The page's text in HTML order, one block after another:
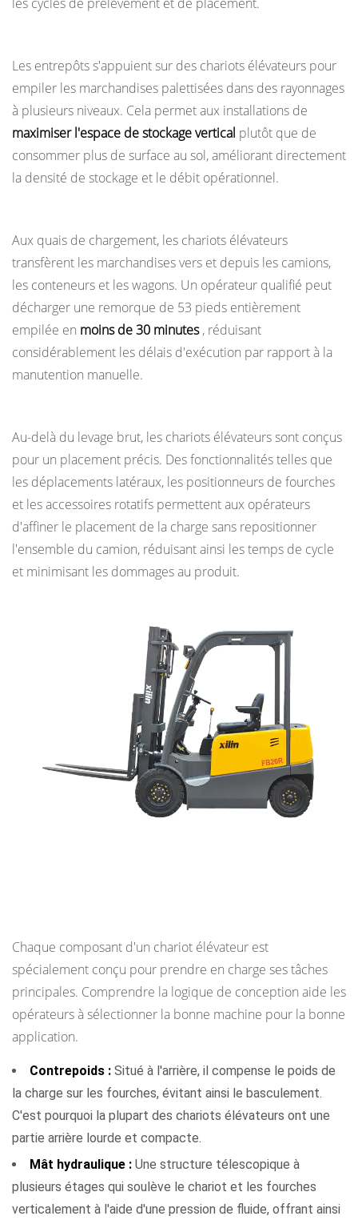
Comment
conception
des
chariots
élévateurs
fonctions
chariots
élévateurs
et
pour
4
Industries
qui
dépendent
des
affectent
chariot
élévateur
peut
faire
7
sécurité
dès
la
conception :
ce
qui
permet
Les entrepôts s'appuient sur des chariots élévateurs pour
empiler les marchandises palettisées dans des rayonnages
à plusieurs niveaux. Cela permet aux installations de
maximiser l'espace de stockage vertical plutôt que de
consommer plus de surface au sol, améliorant directement
la densité de stockage et le débit opérationnel.
Aux quais de chargement, les chariots élévateurs
transfèrent les marchandises vers et depuis les camions,
les conteneurs et les wagons. Un opérateur qualifié peut
décharger une remorque de 53 pieds entièrement
empilée en moins de 30 minutes, réduisant
considérablement les délais d'exécution par rapport à la
manutention manuelle.
Au-delà du levage brut, les chariots élévateurs sont conçus
pour un placement précis. Des fonctionnalités telles que
les déplacements latéraux, les positionneurs de fourches
et les accessoires rotatifs permettent aux opérateurs
d'affiner le placement de la charge sans repositionner
l'ensemble du camion, réduisant ainsi les temps de cycle
et minimisant les dommages au produit.
Chaque composant d'un chariot élévateur est
spécialement conçu pour prendre en charge ses tâches
principales. Comprendre la logique de conception aide les
opérateurs à sélectionner la bonne machine pour la bonne
application.
Contrepoids : Situé à l'arrière, il compense le poids de
la charge sur les fourches, évitant ainsi le basculement.
C'est pourquoi la plupart des chariots élévateurs ont une
partie arrière lourde et compacte.
Mât hydraulique : Une structure télescopique à
plusieurs étages qui soulève le chariot et les fourches
verticalement à l'aide d'une pression de fluide, offrant ainsi